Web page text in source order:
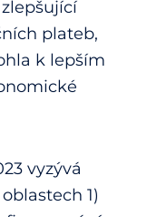
plateb,
k lepším
vyzývá
1)